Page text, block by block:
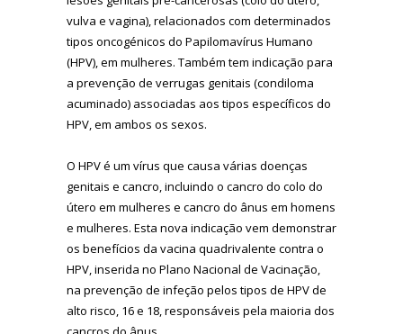
vulva e vagina), relacionados com determinados
tipos oncogénicos do Papilomavírus Humano
(HPV), em mulheres. Também tem indicação para
a prevenção de verrugas genitais (condiloma
acuminado) associadas aos tipos específicos do
HPV, em ambos os sexos.
O HPV é um vírus que causa várias doenças
genitais e cancro, incluindo o cancro do colo do
útero em mulheres e cancro do ânus em homens
e mulheres. Esta nova indicação vem demonstrar
os benefícios da vacina quadrivalente contra o
HPV, inserida no Plano Nacional de Vacinação,
na prevenção de infeção pelos tipos de HPV de
alto risco, 16 e 18, responsáveis pela maioria dos